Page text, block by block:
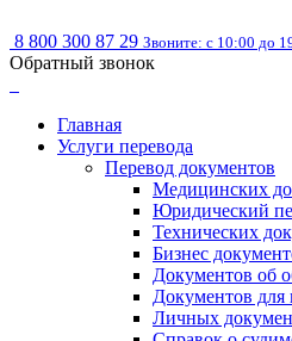
8 800 300 87 29 Звоните: с 10:00 до
Обратный звонок
Главная
Услуги перевода
Перевод документов
Медицинских
Юридический
Технических
Бизнес
Документов об
Документов для
Личных